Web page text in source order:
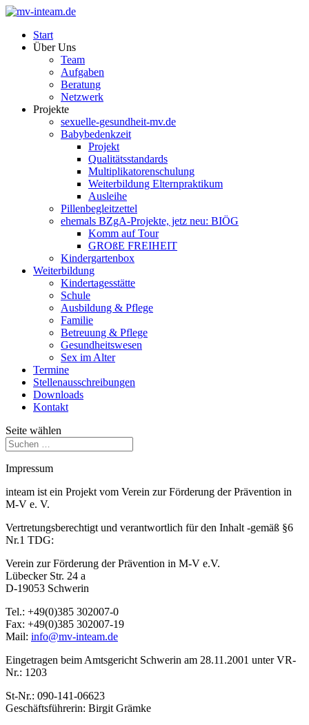
Start
Über Uns
Team
Aufgaben
Beratung
Netzwerk
Projekte
sexuelle-gesundheit-mv.de
Babybedenkzeit
Projekt
Qualitätsstandards
Multiplikatorenschulung
Weiterbildung Elternpraktikum
Ausleihe
Pillenbegleitzettel
ehemals BZgA-Projekte, jetz neu: BIÖG
Komm auf Tour
GROßE FREIHEIT
Kindergartenbox
Weiterbildung
Kindertagesstätte
Schule
Ausbildung & Pflege
Familie
Betreuung & Pflege
Gesundheitswesen
Sex im Alter
Termine
Stellenausschreibungen
Downloads
Kontakt
Seite wählen
Impressum
inteam ist ein Projekt vom Verein zur Förderung der Prävention in
M-V e. V.
Vertretungsberechtigt und verantwortlich für den Inhalt -gemäß §6
Nr.1 TDG:
Verein zur Förderung der Prävention in M-V e.V.
Lübecker Str. 24 a
D-19053 Schwerin
Tel.: +49(0)385 302007-0
Fax: +49(0)385 302007-19
Mail: info@mv-inteam.de
Eingetragen beim Amtsgericht Schwerin am 28.11.2001 unter VR-
Nr.: 1203
St-Nr.: 090-141-06623
Geschäftsführerin: Birgit Grämke